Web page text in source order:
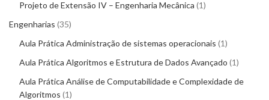
Projeto de Extensão IV – Engenharia Mecânica 1
Engenharias 35
Aula Prática Administração de sistemas operacionais 1
Aula Prática Algoritmos e Estrutura de Dados Avançado 1
Aula Prática Análise de Computabilidade e Complexidade de
Algoritmos 1